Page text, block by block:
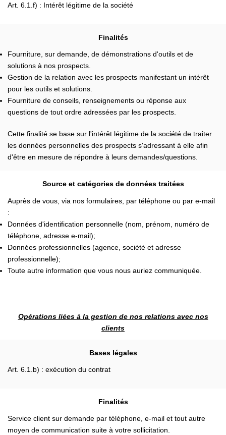
Art. 6.1.f) : Intérêt légitime de la société
Finalités
Fourniture, sur demande, de démonstrations d'outils et de
solutions à nos prospects.
Gestion de la relation avec les prospects manifestant un intérêt
pour les outils et solutions.
Fourniture de conseils, renseignements ou réponse aux
questions de tout ordre adressées par les prospects.
Cette finalité se base sur l'intérêt légitime de la société de traiter
les données personnelles des prospects s'adressant à elle afin
d'être en mesure de répondre à leurs demandes/questions.
Source et catégories de données traitées
Auprès de vous, via nos formulaires, par téléphone ou par e-mail
:
Données d'identification personnelle (nom, prénom, numéro de
téléphone, adresse e-mail);
Données professionnelles (agence, société et adresse
professionnelle);
Toute autre information que vous nous auriez communiquée.
Opérations liées à la gestion de nos relations avec nos
clients
Bases légales
Art. 6.1.b) : exécution du contrat
Finalités
Service client sur demande par téléphone, e-mail et tout autre
moyen de communication suite à votre sollicitation.